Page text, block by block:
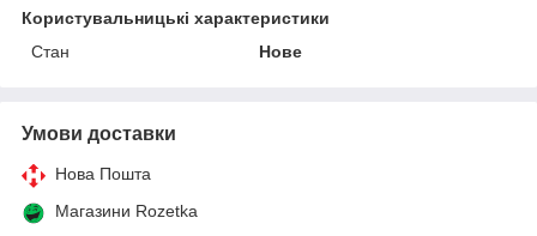
Користувальницькі характеристики
Стан
Нове
Умови доставки
Нова Пошта
Магазини Rozetka